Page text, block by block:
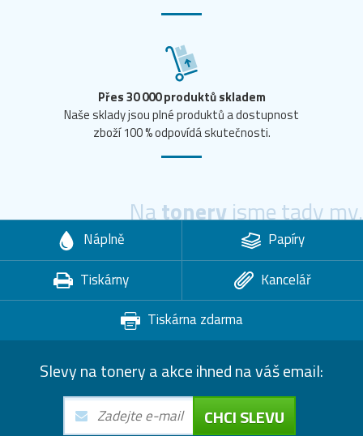
Přes 30 000 produktů skladem
Naše sklady jsou plné produktů a dostupnost
zboží 100 % odpovídá skutečnosti.
Natoneryjsme tady my.
Náplně
Papíry
Tiskárny
Kancelář
Tiskárna zdarma
Slevy na tonery a akce ihned na váš email:
CHCI SLEVU